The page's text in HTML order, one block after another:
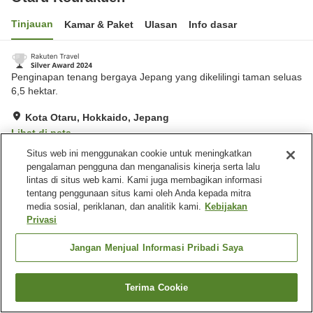
Tinjauan Kamar & Paket Ulasan Info dasar
Penginapan tenang bergaya Jepang yang dikelilingi taman seluas
6,5 hektar.
Kota Otaru, Hokkaido, Jepang
Lihat di peta
Luar biasa Ulasan:86
Fasilitas properti
Tempat parkir
Spa / Salon kecantikan
Cari kamar
Situs web ini menggunakan cookie untuk meningkatkan
pengalaman pengguna dan menganalisis kinerja serta lalu
lintas di situs web kami. Kami juga membagikan informasi
tentang penggunaan situs kami oleh Anda kepada mitra
media sosial, periklanan, dan analitik kami. Kebijakan
Privasi
Jangan Menjual Informasi Pribadi Saya
Terima Cookie